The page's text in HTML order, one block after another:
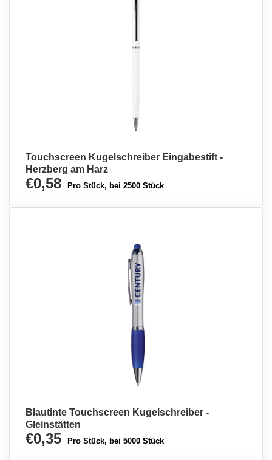
Touchscreen Kugelschreiber Eingabestift -
Herzberg am Harz
€0,58 Pro Stück, bei 2500 Stück
Blautinte Touchscreen Kugelschreiber -
Gleinstätten
€0,35 Pro Stück, bei 5000 Stück